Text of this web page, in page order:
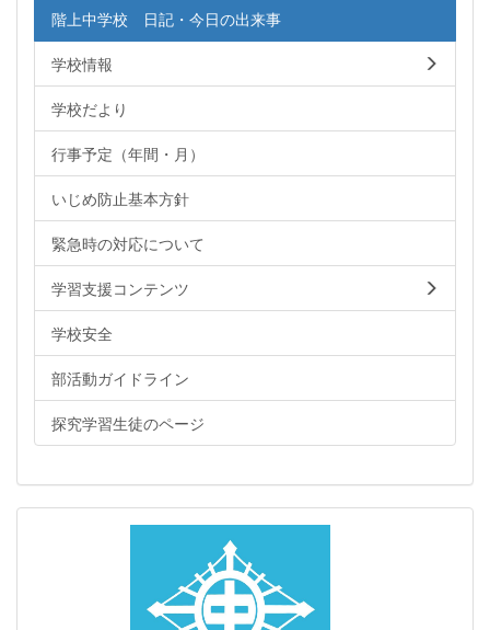
階上中学校 日記・今日の出来事
学校情報
学校だより
行事予定（年間・月）
いじめ防止基本方針
緊急時の対応について
学習支援コンテンツ
学校安全
部活動ガイドライン
探究学習生徒のページ